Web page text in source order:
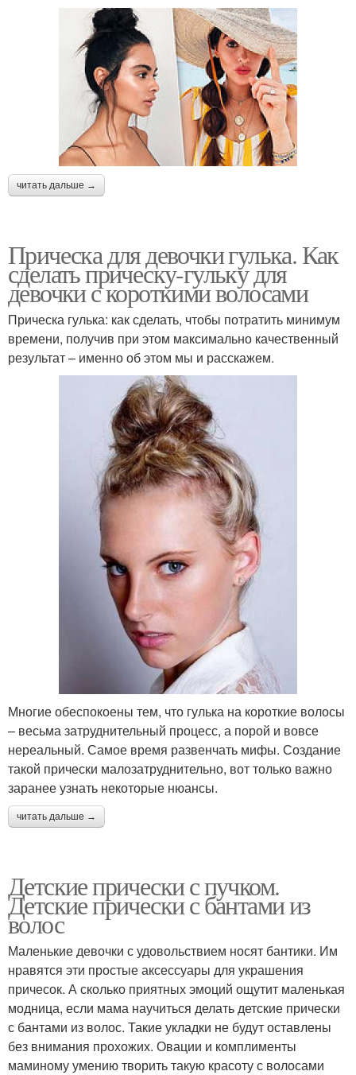
читать дальше →
Прическа для девочки гулька. Как
сделать прическу-гульку для
девочки с короткими волосами
Прическа гулька: как сделать, чтобы потратить минимум
времени, получив при этом максимально качественный
результат – именно об этом мы и расскажем.
Многие обеспокоены тем, что гулька на короткие волосы
– весьма затруднительный процесс, а порой и вовсе
нереальный. Самое время развенчать мифы. Создание
такой прически малозатруднительно, вот только важно
заранее узнать некоторые нюансы.
читать дальше →
Детские прически с пучком.
Детские прически с бантами из
волос
Маленькие девочки с удовольствием носят бантики. Им
нравятся эти простые аксессуары для украшения
причесок. А сколько приятных эмоций ощутит маленькая
модница, если мама научиться делать детские прически
с бантами из волос. Такие укладки не будут оставлены
без внимания прохожих. Овации и комплименты
маминому умению творить такую красоту с волосами